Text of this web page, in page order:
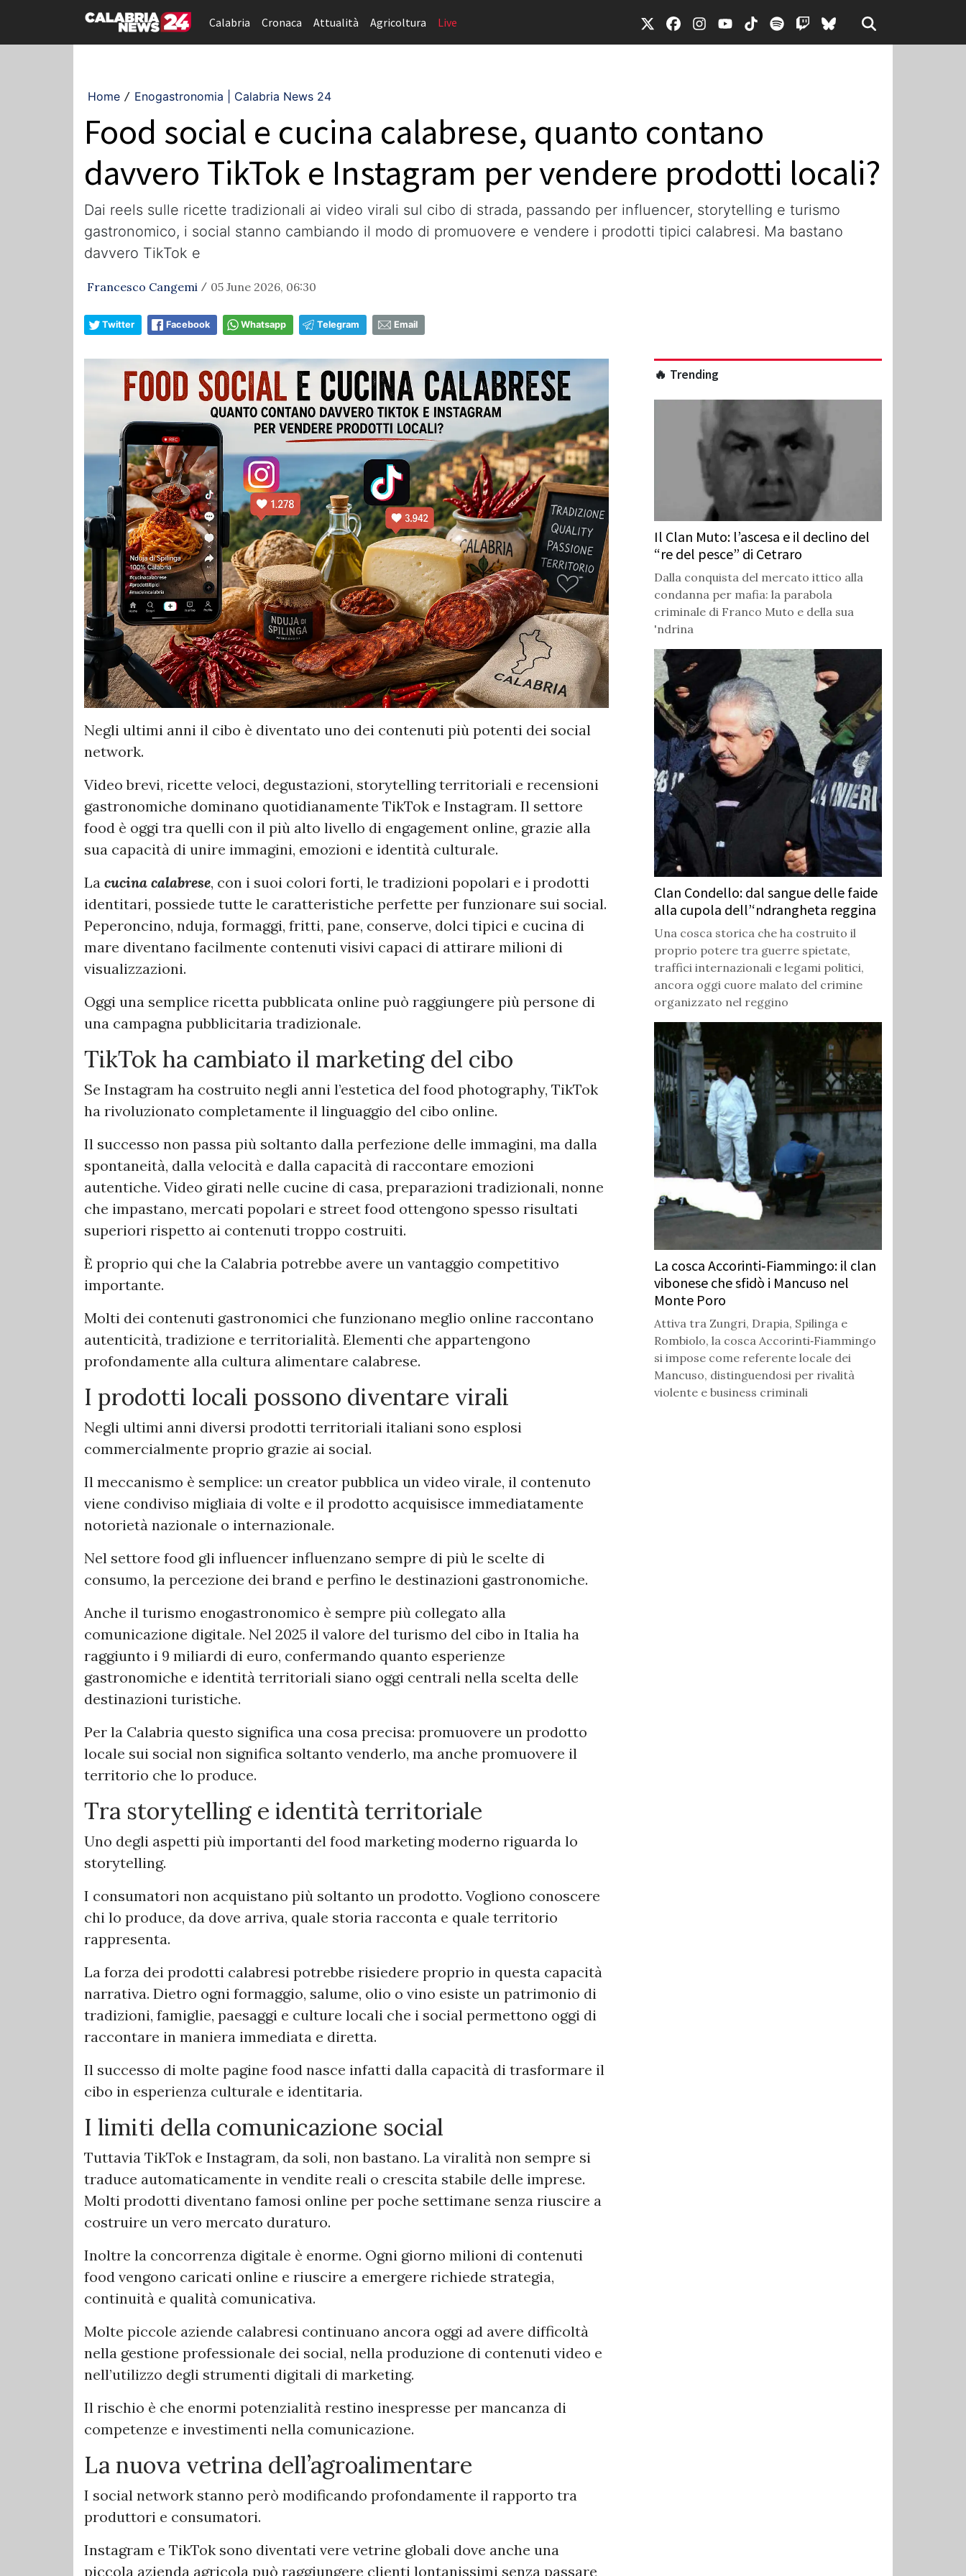
Calabria Cronaca Attualità Agricoltura Live
Home / Enogastronomia | Calabria News 24
Food social e cucina calabrese, quanto contano
davvero TikTok e Instagram per vendere prodotti locali?
Dai reels sulle ricette tradizionali ai video virali sul cibo di strada, passando per influencer, storytelling e turismo
gastronomico, i social stanno cambiando il modo di promuovere e vendere i prodotti tipici calabresi. Ma bastano
davvero TikTok e
Francesco Cangemi / 05 June 2026, 06:30
Twitter Facebook Whatsapp Telegram Email
Negli ultimi anni il cibo è diventato uno dei contenuti più potenti dei social
network.
Video brevi, ricette veloci, degustazioni, storytelling territoriali e recensioni
gastronomiche dominano quotidianamente TikTok e Instagram. Il settore
food è oggi tra quelli con il più alto livello di engagement online, grazie alla
sua capacità di unire immagini, emozioni e identità culturale.
La cucina calabrese, con i suoi colori forti, le tradizioni popolari e i prodotti
identitari, possiede tutte le caratteristiche perfette per funzionare sui social.
Peperoncino, nduja, formaggi, fritti, pane, conserve, dolci tipici e cucina di
mare diventano facilmente contenuti visivi capaci di attirare milioni di
visualizzazioni.
Oggi una semplice ricetta pubblicata online può raggiungere più persone di
una campagna pubblicitaria tradizionale.
TikTok ha cambiato il marketing del cibo
Se Instagram ha costruito negli anni l’estetica del food photography, TikTok
ha rivoluzionato completamente il linguaggio del cibo online.
Il successo non passa più soltanto dalla perfezione delle immagini, ma dalla
spontaneità, dalla velocità e dalla capacità di raccontare emozioni
autentiche. Video girati nelle cucine di casa, preparazioni tradizionali, nonne
che impastano, mercati popolari e street food ottengono spesso risultati
superiori rispetto ai contenuti troppo costruiti.
È proprio qui che la Calabria potrebbe avere un vantaggio competitivo
importante.
Molti dei contenuti gastronomici che funzionano meglio online raccontano
autenticità, tradizione e territorialità. Elementi che appartengono
profondamente alla cultura alimentare calabrese.
I prodotti locali possono diventare virali
Negli ultimi anni diversi prodotti territoriali italiani sono esplosi
commercialmente proprio grazie ai social.
Il meccanismo è semplice: un creator pubblica un video virale, il contenuto
viene condiviso migliaia di volte e il prodotto acquisisce immediatamente
notorietà nazionale o internazionale.
Nel settore food gli influencer influenzano sempre di più le scelte di
consumo, la percezione dei brand e perfino le destinazioni gastronomiche.
Anche il turismo enogastronomico è sempre più collegato alla
comunicazione digitale. Nel 2025 il valore del turismo del cibo in Italia ha
raggiunto i 9 miliardi di euro, confermando quanto esperienze
gastronomiche e identità territoriali siano oggi centrali nella scelta delle
destinazioni turistiche.
Per la Calabria questo significa una cosa precisa: promuovere un prodotto
locale sui social non significa soltanto venderlo, ma anche promuovere il
territorio che lo produce.
Tra storytelling e identità territoriale
Uno degli aspetti più importanti del food marketing moderno riguarda lo
storytelling.
I consumatori non acquistano più soltanto un prodotto. Vogliono conoscere
chi lo produce, da dove arriva, quale storia racconta e quale territorio
rappresenta.
La forza dei prodotti calabresi potrebbe risiedere proprio in questa capacità
narrativa. Dietro ogni formaggio, salume, olio o vino esiste un patrimonio di
tradizioni, famiglie, paesaggi e culture locali che i social permettono oggi di
raccontare in maniera immediata e diretta.
Il successo di molte pagine food nasce infatti dalla capacità di trasformare il
cibo in esperienza culturale e identitaria.
I limiti della comunicazione social
Tuttavia TikTok e Instagram, da soli, non bastano. La viralità non sempre si
traduce automaticamente in vendite reali o crescita stabile delle imprese.
Molti prodotti diventano famosi online per poche settimane senza riuscire a
costruire un vero mercato duraturo.
Inoltre la concorrenza digitale è enorme. Ogni giorno milioni di contenuti
food vengono caricati online e riuscire a emergere richiede strategia,
continuità e qualità comunicativa.
Molte piccole aziende calabresi continuano ancora oggi ad avere difficoltà
nella gestione professionale dei social, nella produzione di contenuti video e
nell’utilizzo degli strumenti digitali di marketing.
Il rischio è che enormi potenzialità restino inespresse per mancanza di
competenze e investimenti nella comunicazione.
La nuova vetrina dell’agroalimentare
I social network stanno però modificando profondamente il rapporto tra
produttori e consumatori.
Instagram e TikTok sono diventati vere vetrine globali dove anche una
piccola azienda agricola può raggiungere clienti lontanissimi senza passare
🔥 Trending
Il Clan Muto: l’ascesa e il declino del
“re del pesce” di Cetraro
Dalla conquista del mercato ittico alla
condanna per mafia: la parabola
criminale di Franco Muto e della sua
'ndrina
Clan Condello: dal sangue delle faide
alla cupola dell’‘ndrangheta reggina
Una cosca storica che ha costruito il
proprio potere tra guerre spietate,
traffici internazionali e legami politici,
ancora oggi cuore malato del crimine
organizzato nel reggino
La cosca Accorinti‑Fiammingo: il clan
vibonese che sfidò i Mancuso nel
Monte Poro
Attiva tra Zungri, Drapia, Spilinga e
Rombiolo, la cosca Accorinti‑Fiammingo
si impose come referente locale dei
Mancuso, distinguendosi per rivalità
violente e business criminali